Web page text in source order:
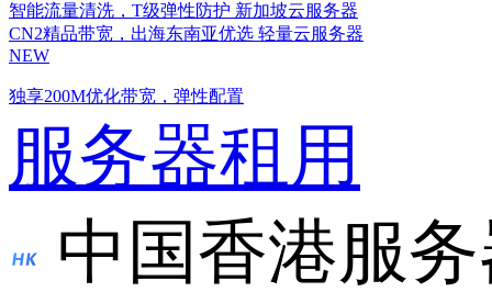
智能流量清洗，T级弹性防护 新加坡云服务器
CN2精品带宽，出海东南亚优选 轻量云服务器
NEW
独享200M优化带宽，弹性配置
服务器租用
中国香港服